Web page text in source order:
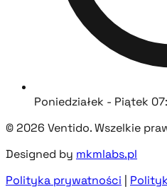
Poniedziałek - Piątek
© 2026 Ventido. Wszelkie
Designed by mkmlabs.pl
Polityka prywatności |